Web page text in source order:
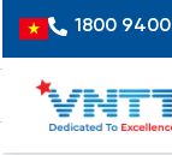
content
Vietnamese
1800 9400